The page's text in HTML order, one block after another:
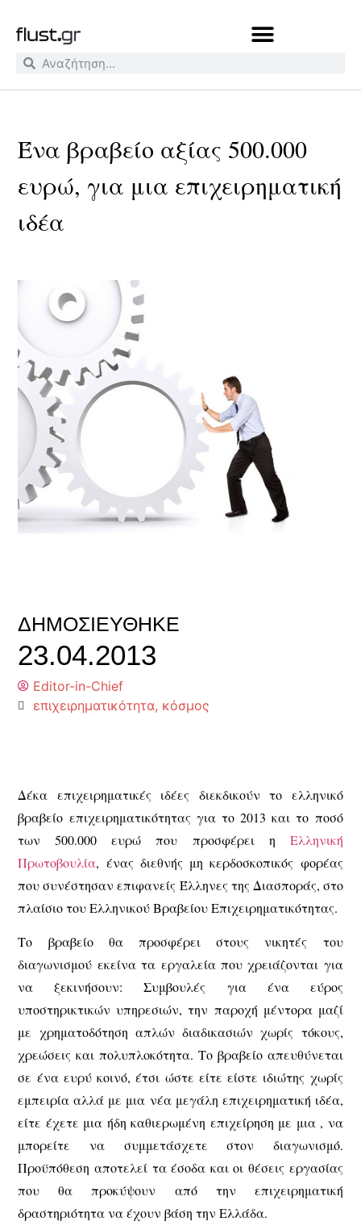
Ένα βραβείο αξίας 500.000
ευρώ, για μια επιχειρηματική
ιδέα
ΔΗΜΟΣΙΕΎΘΗΚΕ
23.04.2013
Editor-in-Chief
επιχειρηματικότητα, κόσμος
Δέκα επιχειρηματικές ιδέες διεκδικούν το ελληνικό
βραβείο επιχειρηματικότητας για το 2013 και το ποσό
των 500.000 ευρώ που προσφέρει η Ελληνική
Πρωτοβουλία, ένας διεθνής μη κερδοσκοπικός φορέας
που συνέστησαν επιφανείς Έλληνες της Διασποράς, στο
πλαίσιο του Ελληνικού Βραβείου Επιχειρηματικότητας.
Το βραβείο θα προσφέρει στους νικητές του
διαγωνισμού εκείνα τα εργαλεία που χρειάζονται για
να ξεκινήσουν: Συμβουλές για ένα εύρος
υποστηρικτικών υπηρεσιών, την παροχή μέντορα μαζί
με χρηματοδότηση απλών διαδικασιών χωρίς τόκους,
χρεώσεις και πολυπλοκότητα. Το βραβείο απευθύνεται
σε ένα ευρύ κοινό, έτσι ώστε είτε είστε ιδιώτης χωρίς
εμπειρία αλλά με μια νέα μεγάλη επιχειρηματική ιδέα,
είτε έχετε μια ήδη καθιερωμένη επιχείρηση με μια , να
μπορείτε να συμμετάσχετε στον διαγωνισμό.
Προϋπόθεση αποτελεί τα έσοδα και οι θέσεις εργασίας
που θα προκύψουν από την επιχειρηματική
δραστηριότητα να έχουν βάση την Ελλάδα.